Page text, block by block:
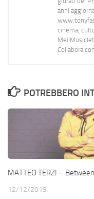
anni
cinema,
Mei
Collabora
POTREBBERO
MATTEO TERZI –
12/12/2019